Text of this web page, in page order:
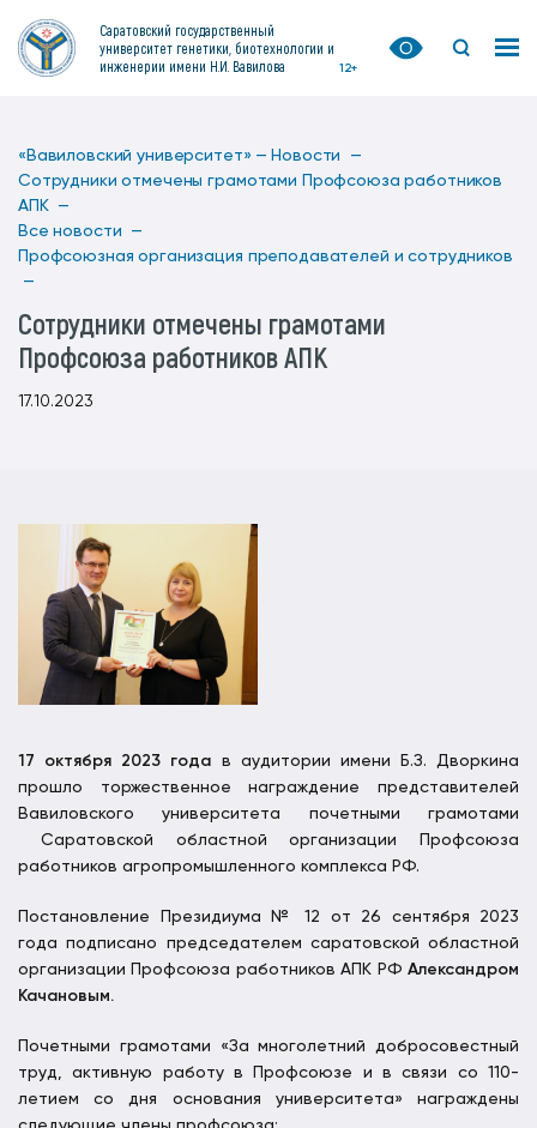
Саратовский государственный
университет генетики, биотехнологии и
инженерии имени Н.И. Вавилова
12+
«Вавиловский университет» — Новости —
Сотрудники отмечены грамотами Профсоюза работников
АПК —
Все новости —
Профсоюзная организация преподавателей и сотрудников
—
Сотрудники отмечены грамотами
Профсоюза работников АПК
17.10.2023
17 октября 2023 года в аудитории имени Б.З. Дворкина
прошло торжественное награждение представителей
Вавиловского университета почетными грамотами
Саратовской областной организации Профсоюза
работников агропромышленного комплекса РФ.
Постановление Президиума № 12 от 26 сентября 2023
года подписано председателем саратовской областной
организации Профсоюза работников АПК РФ Александром
Качановым.
Почетными грамотами «За многолетний добросовестный
труд, активную работу в Профсоюзе и в связи со 110-
летием со дня основания университета» награждены